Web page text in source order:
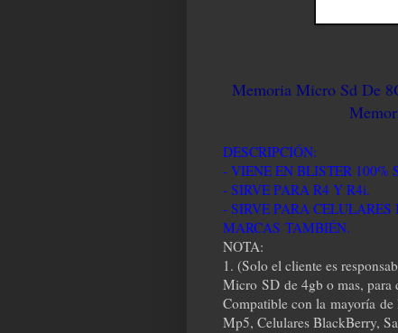
Memoria Micro Sd De
DESCRIPCIÓN:
- VIENE EN BLISTER 100%
- SIRVE PARA R4 Y R4i.
- SIRVE PARA
MARCAS TAMBIÉN.
NOTA:
1. (Solo el cliente es
Micro SD de 4gb o mas, para
Compatible con la mayoría
Mp5, Celulares BlackBerry,